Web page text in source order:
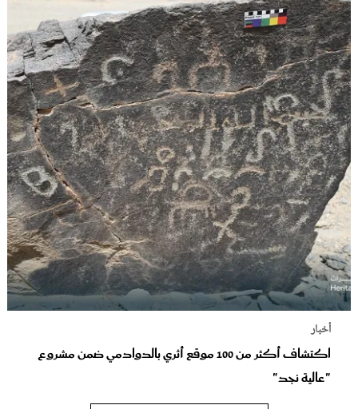
أخبار
اكتشاف أكثر من 100 موقع أثري بالدوادمي ضمن مشروع
"عالية نجد"